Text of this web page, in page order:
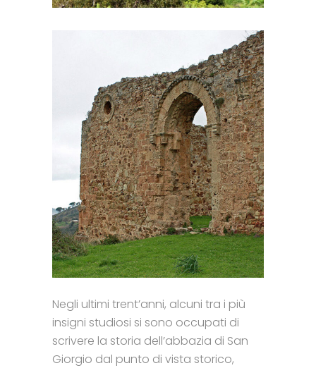
Negli ultimi trent’anni, alcuni tra i più
insigni studiosi si sono occupati di
scrivere la storia dell’abbazia di San
Giorgio dal punto di vista storico,